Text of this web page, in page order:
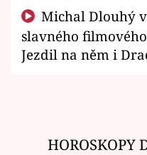
slavného
Jezdil na něm i
HOROSKOPY